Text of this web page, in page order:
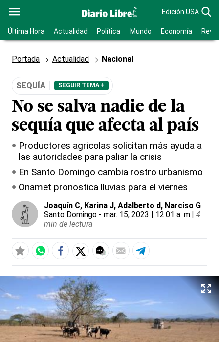
Edición USA
Última Hora Actualidad Política Mundo Economía
Portada Actualidad Nacional
SEQUÍA SEGUIR TEMA +
No se salva nadie de la
sequía que afecta al país
Productores agrícolas solicitan más ayuda a
las autoridades para paliar la crisis
En Santo Domingo cambia rostro urbanismo
Onamet pronostica lluvias para el viernes
Joaquín C, Karina J, Adalberto d, Narciso G
Santo Domingo - mar. 15, 2023 | 12:01 a. m.| 4
min de lectura